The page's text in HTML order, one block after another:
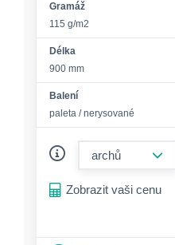
Gramáž
115 g/m2
Délka
900 mm
Balení
paleta / nerysované
Zobrazit vaši cenu